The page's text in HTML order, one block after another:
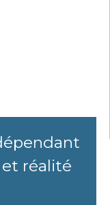
et réalité